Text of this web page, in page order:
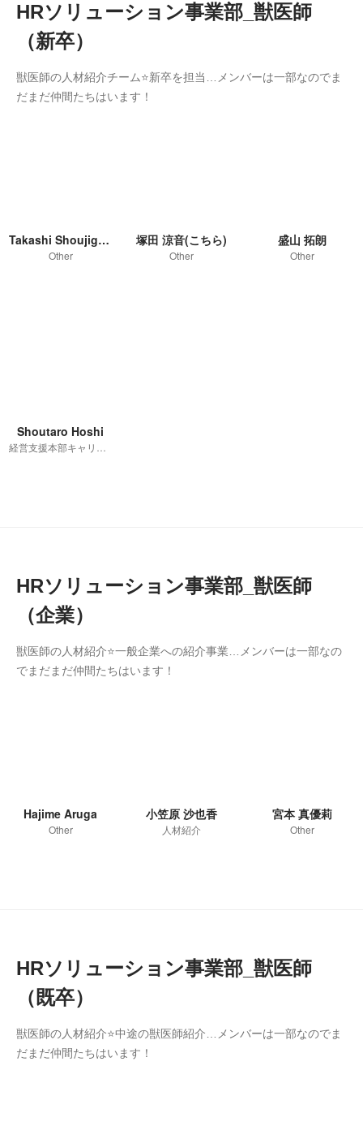
HRソリューション事業部_獣医師
（新卒）
獣医師の人材紹介チーム⭐新卒を担当…メンバーは一部なのでま
だまだ仲間たちはいます！
Takashi Shoujiguchi
Other
塚田 涼音(こちら)
Other
盛山 拓朗
Other
Shoutaro Hoshi
HRソリューション事業部_獣医師
（企業）
獣医師の人材紹介⭐一般企業への紹介事業…メンバーは一部なの
でまだまだ仲間たちはいます！
Hajime Aruga
Other
小笠原 沙也香
人材紹介
宮本 真優莉
Other
HRソリューション事業部_獣医師
（既卒）
獣医師の人材紹介⭐中途の獣医師紹介…メンバーは一部なのでま
だまだ仲間たちはいます！